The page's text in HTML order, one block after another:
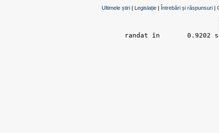
Ultimele știri | Legislație | Întrebări și răspunsuri |
randat în